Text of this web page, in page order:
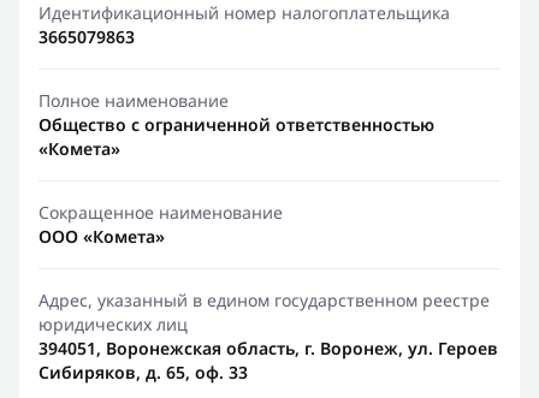
Идентификационный номер налогоплательщика
3665079863
Полное наименование
Общество с ограниченной ответственностью
«Комета»
Сокращенное наименование
ООО «Комета»
Адрес, указанный в едином государственном реестре
юридических лиц
394051, Воронежская область, г. Воронеж, ул. Героев
Сибиряков, д. 65, оф. 33